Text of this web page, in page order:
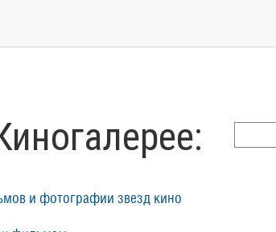
и фотографии звезд кино